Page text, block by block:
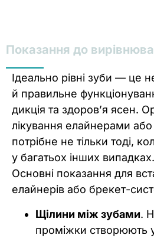
Показання до
Ідеально рівні зуби — це
й правильне
дикція та здоров’я ясен.
лікування елайнерами
потрібне не тільки тоді,
у багатьох інших випадках.
Основні показання для
елайнерів або брекет-
Щілини між зубами.
проміжки створюють